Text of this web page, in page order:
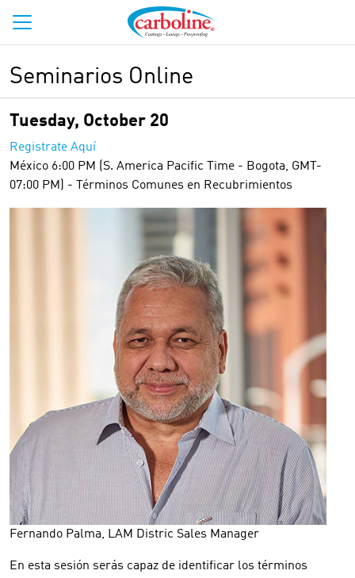
Seminarios Online
Tuesday, October 20
Registrate Aquí
México 6:00 PM (S. America Pacific Time - Bogota, GMT-
07:00 PM) - Términos Comunes en Recubrimientos
Fernando Palma, LAM Distric Sales Manager
En esta sesión serás capaz de identificar los términos